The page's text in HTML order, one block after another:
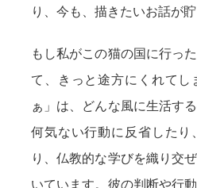
り、今も、描きたいお話が
もし私がこの猫の国に行っ
て、きっと途方にくれてし
ぁ」は、どんな風に生活す
何気ない行動に反省したり
り、仏教的な学びを織り交
いています。彼の判断や行